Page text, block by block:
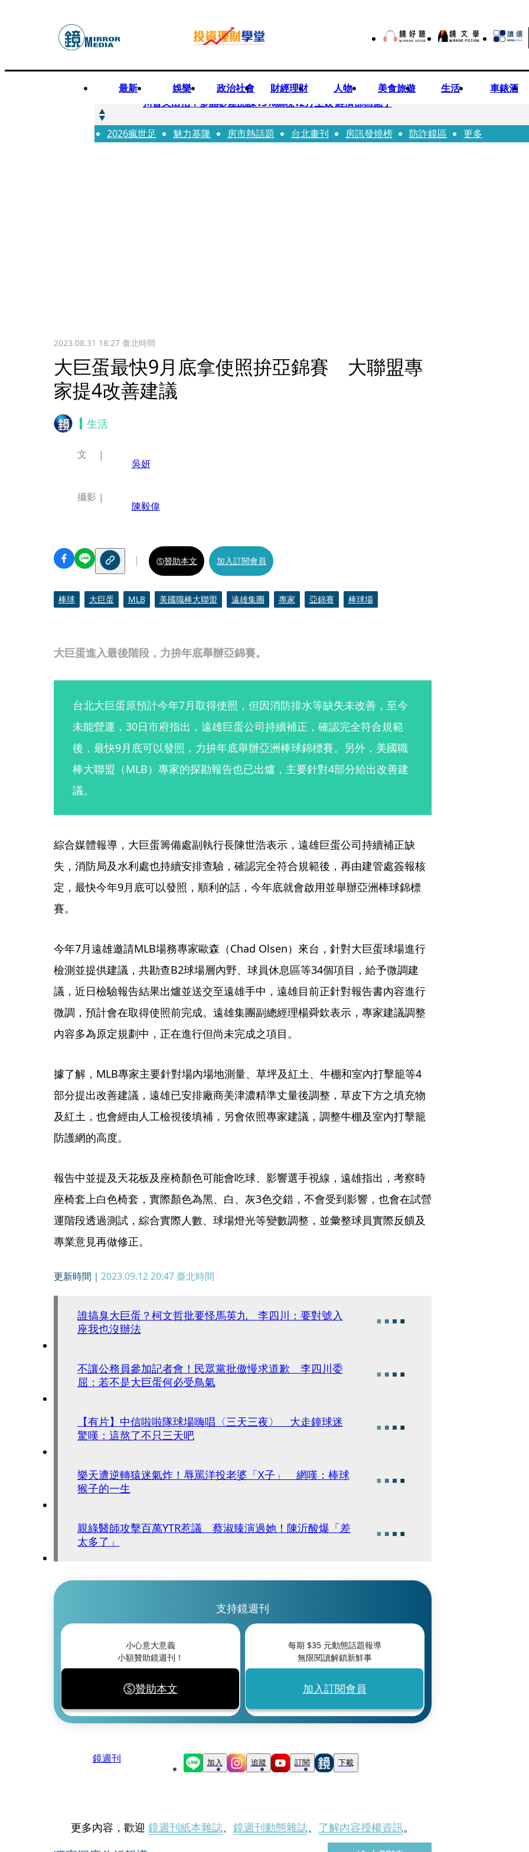
最新 娛樂 政治社會 財經理財 人物 美食旅遊 生活 車錶酒
快訊
川普又出招！多晶矽產品課15%關稅12月生效 經濟部回應了
快訊
超速肇事停工一年首度受訪 廣末涼子被次子點醒！哽咽吐露：不再偽裝完美
2026瘋世足 魅力基隆 房市熱話題 台北畫刊 房訊發燒榜 防詐鏡區 更多
2023.08.31 18:27臺北時間
大巨蛋最快9月底拿使照拚亞錦賽 大聯盟專
家提4改善建議
生活
大巨蛋進入最後階段，力拚年底舉辦亞錦賽。
文
吳妍
攝影
陳毅偉
贊助本文 加入訂閱會員
棒球 大巨蛋 MLB 美國職棒大聯盟 遠雄集團 專家 亞錦賽 棒球場
台北大巨蛋原預計今年7月取得使照，但因消防排水等缺失未改善，至今
未能營運，30日市府指出，遠雄巨蛋公司持續補正，確認完全符合規範
後，最快9月底可以發照，力拚年底舉辦亞洲棒球錦標賽。另外，美國職
棒大聯盟（MLB）專家的探勘報告也已出爐，主要針對4部分給出改善建
議。
綜合媒體報導，大巨蛋籌備處副執行長陳世浩表示，遠雄巨蛋公司持續補正缺
失，消防局及水利處也持續安排查驗，確認完全符合規範後，再由建管處簽報核
定，最快今年9月底可以發照，順利的話，今年底就會啟用並舉辦亞洲棒球錦標
賽。
今年7月遠雄邀請MLB場務專家歐森（Chad Olsen）來台，針對大巨蛋球場進行
檢測並提供建議，共勘查B2球場層內野、球員休息區等34個項目，給予微調建
議，近日檢驗報告結果出爐並送交至遠雄手中，遠雄目前正針對報告書內容進行
微調，預計會在取得使照前完成。遠雄集團副總經理楊舜欽表示，專家建議調整
內容多為原定規劃中，正在進行但尚未完成之項目。
據了解，MLB專家主要針對場內場地測量、草坪及紅土、牛棚和室內打擊籠等4
部分提出改善建議，遠雄已安排廠商美津濃精準丈量後調整，草皮下方之填充物
及紅土，也會經由人工檢視後填補，另會依照專家建議，調整牛棚及室內打擊籠
防護網的高度。
報告中並提及天花板及座椅顏色可能會吃球、影響選手視線，遠雄指出，考察時
座椅套上白色椅套，實際顏色為黑、白、灰3色交錯，不會受到影響，也會在試營
運階段透過測試，綜合實際人數、球場燈光等變數調整，並彙整球員實際反饋及
專業意見再做修正。
更新時間｜ 2023.09.12 20:47臺北時間
誰搞臭大巨蛋？柯文哲批要怪馬英九 李四川：要對號入
座我也沒辦法
不讓公務員參加記者會！民眾黨批傲慢求道歉 李四川委
屈：若不是大巨蛋何必受鳥氣
【有片】中信啦啦隊球場嗨唱〈三天三夜〉 大走鐘球迷
驚嘆：這熬了不只三天吧
樂天遭逆轉猿迷氣炸！辱罵洋投老婆「X子」 網嘆：棒球
猴子的一生
親綠醫師攻擊百萬YTR惹議 蔡淑臻演過她！陳沂酸爆「差
太多了」
支持鏡週刊
小心意大意義
小額贊助鏡週刊！
贊助本文
每期 $35元動態話題報導
無限閱讀解鎖新鮮事
加入訂閱會員
鏡週刊 加入 追蹤 訂閱 下載
更多內容，歡迎 鏡週刊紙本雜誌、 鏡週刊動態雜誌、 了解內容授權資訊。